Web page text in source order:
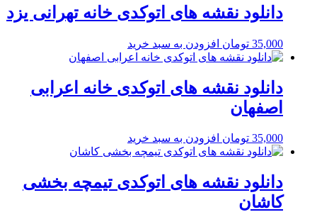
دانلود نقشه های اتوکدی خانه تهرانی یزد
35,000 تومان افزودن به سبد خرید
دانلود نقشه های اتوکدی خانه اعرابی
اصفهان
35,000 تومان افزودن به سبد خرید
دانلود نقشه های اتوکدی تیمچه بخشی
کاشان